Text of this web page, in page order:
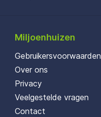
Miljoenhuizen
Gebruikersvoorwaarden
Over ons
Privacy
Veelgestelde vragen
Contact